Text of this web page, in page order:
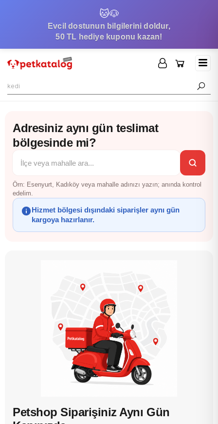
🐱🐶
Evcil dostunun bilgilerini doldur,
50 TL hediye kuponu kazan!
Adresiniz aynı gün teslimat
bölgesinde mi?
Örn: Esenyurt, Kadıköy veya mahalle adınızı yazın; anında kontrol
edelim.
Hizmet bölgesi dışındaki siparişler aynı gün
kargoya hazırlanır.
Petshop Siparişiniz Aynı Gün